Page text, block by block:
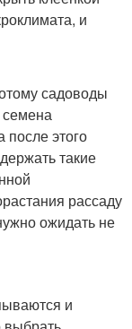
и
садоводы
семена
этого
такие
рассаду
ожидать не
и